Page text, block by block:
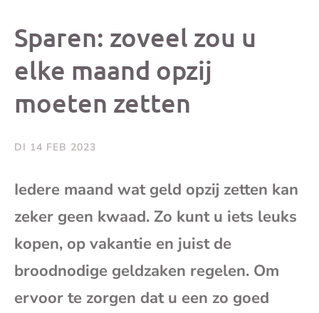
bericht
Sparen: zoveel zou u
elke maand opzij
moeten zetten
DI 14 FEB 2023
Iedere maand wat geld opzij zetten kan
zeker geen kwaad. Zo kunt u iets leuks
kopen, op vakantie en juist de
broodnodige geldzaken regelen. Om
ervoor te zorgen dat u een zo goed